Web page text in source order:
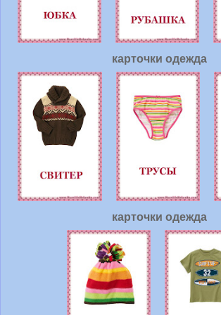
карточки одежда
карточки одежда